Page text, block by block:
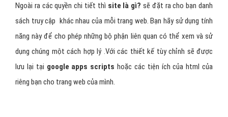
Ngoài ra các quyền chi tiết thì site là gì? sẽ đặt ra cho bạn danh
sách truy cập khác nhau của mỗi trang web. Bạn hãy sử dụng tính
năng này để cho phép những bộ phận liên quan có thể xem và sử
dụng chúng một cách hợp lý .Với các thiết kế tùy chỉnh sẽ được
lưu lại tại google apps scripts hoặc các tiện ích của html của
riêng bạn cho trang web của mình.